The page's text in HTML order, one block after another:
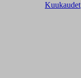
Kuukaudet